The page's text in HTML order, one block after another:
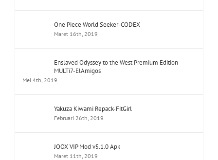
One Piece World Seeker-CODEX
Maret 16th, 2019
Enslaved Odyssey to the West Premium Edition
MULTi7-ElAmigos
Mei 4th, 2019
Yakuza Kiwami Repack-FitGirl
Februari 26th, 2019
JOOX VIP Mod v5.1.0 Apk
Maret 11th, 2019